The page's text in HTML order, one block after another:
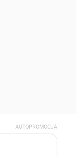
AUTOPROMOCJA